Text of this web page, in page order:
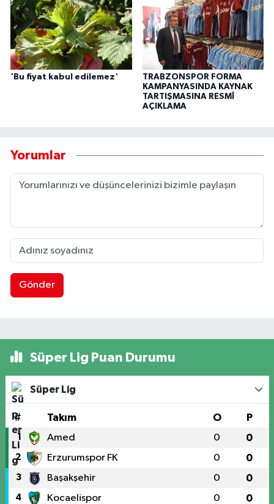
'Bu fiyat kabul edilemez'
TRABZONSPOR FORMA
KAMPANYASINDA KAYNAK
TARTIŞMASINA RESMÎ
AÇIKLAMA
Yorumlar
Gönder
Süper Lig Puan Durumu
Süper Lig
# Takım O P
1 Amed 0 0
2 Erzurumspor FK 0 0
3 Başakşehir 0 0
4 Kocaelispor 0 0